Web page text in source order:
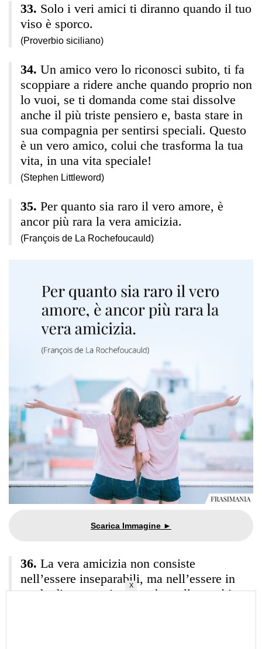
Solo i veri amici ti diranno quando il tuo
viso è sporco.
(Proverbio siciliano)
Un amico vero lo riconosci subito, ti fa
scoppiare a ridere anche quando proprio non
lo vuoi, se ti domanda come stai dissolve
anche il più triste pensiero e, basta stare in
sua compagnia per sentirsi speciali. Questo
è un vero amico, colui che trasforma la tua
vita, in una vita speciale!
(Stephen Littleword)
Per quanto sia raro il vero amore, è
ancor più rara la vera amicizia.
(François de La Rochefoucauld)
La vera amicizia non consiste
nell’essere inseparabili, ma nell’essere in
grado di separarsi senza che nulla cambi.
X